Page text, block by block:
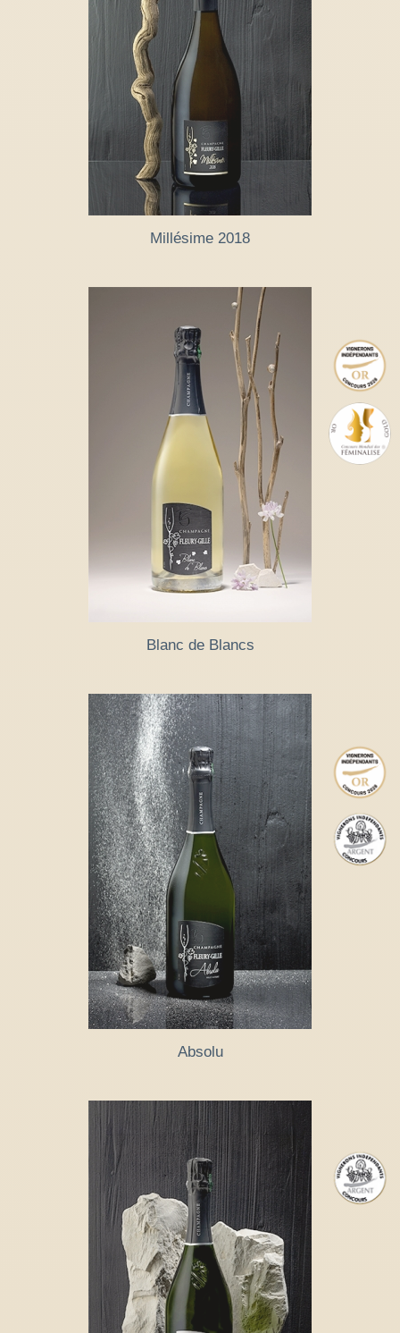
Millésime 2018
Blanc de Blancs
Absolu